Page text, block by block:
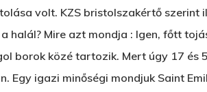
volt. KZS bristolszakértő szerint
halál? Mire azt mondja : Igen, főtt
borok közé tartozik. Mert úgy 17 és
Egy igazi minőségi mondjuk Saint